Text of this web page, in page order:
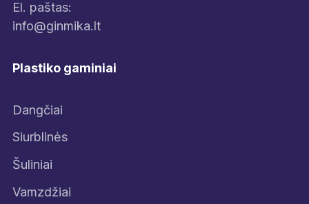
El. paštas:
info@ginmika.lt
Plastiko gaminiai
Dangčiai
Siurblinės
Šuliniai
Vamzdžiai